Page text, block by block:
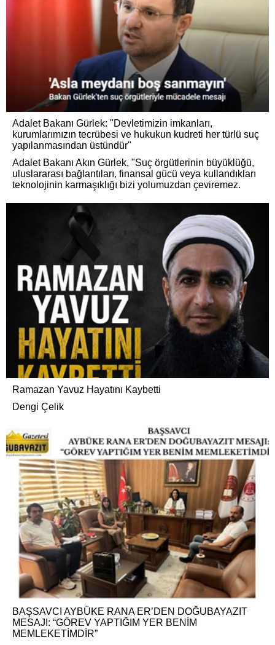
Adalet Bakanı Gürlek: "Devletimizin imkanları,
kurumlarımızın tecrübesi ve hukukun kudreti her türlü suç
yapılanmasından üstündür"
Adalet Bakanı Akın Gürlek, "Suç örgütlerinin büyüklüğü,
uluslararası bağlantıları, finansal gücü veya kullandıkları
teknolojinin karmaşıklığı bizi yolumuzdan çeviremez.
Ramazan Yavuz Hayatını Kaybetti
Dengi Çelik
BAŞSAVCI AYBÜKE RANA ER’DEN DOĞUBAYAZIT
MESAJI: “GÖREV YAPTIĞIM YER BENİM
MEMLEKETİMDİR”